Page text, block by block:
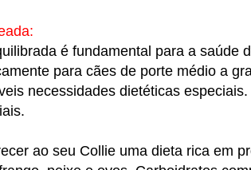
é fundamental para a saúde
para cães de porte médio a
necessidades dietéticas
ao seu Collie uma dieta rica em